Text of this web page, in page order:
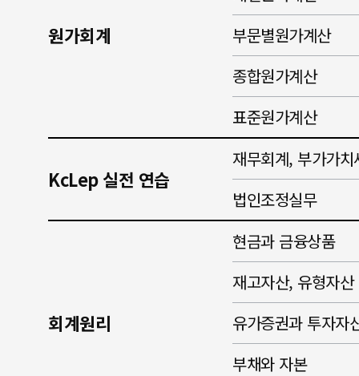
원가회계
부문별원가계산
종합원가계산
표준원가계산
KcLep 실전 연습
재무회계, 부가가
법인조정실무
회계원리
현금과 금융상품
재고자산, 유형자산
유가증권과 투자자
부채와 자본